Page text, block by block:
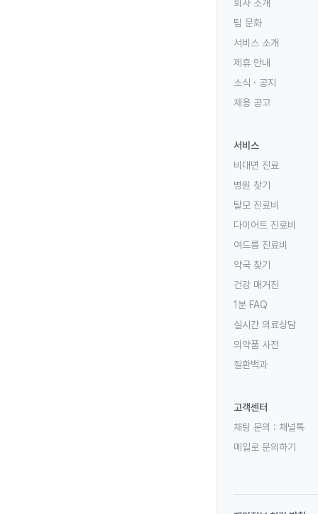
회사 소개
팀 문화
서비스 소개
제휴 안내
소식 · 공지
채용 공고
서비스
비대면 진료
병원 찾기
탈모 진료비
다이어트 진료비
여드름 진료비
약국 찾기
건강 매거진
1분 FAQ
실시간 의료상담
의약품 사전
질환백과
고객센터
채팅 문의 : 채널톡
메일로 문의하기